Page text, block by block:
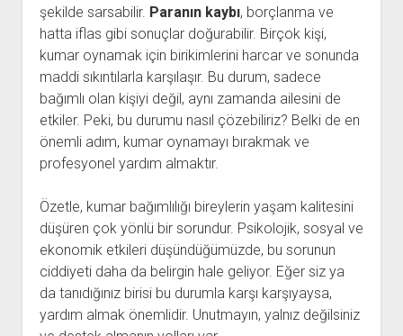
şekilde sarsabilir. Paranın kaybı, borçlanma ve
hatta iflas gibi sonuçlar doğurabilir. Birçok kişi,
kumar oynamak için birikimlerini harcar ve sonunda
maddi sıkıntılarla karşılaşır. Bu durum, sadece
bağımlı olan kişiyi değil, aynı zamanda ailesini de
etkiler. Peki, bu durumu nasıl çözebiliriz? Belki de en
önemli adım, kumar oynamayı bırakmak ve
profesyonel yardım almaktır.
Özetle, kumar bağımlılığı bireylerin yaşam kalitesini
düşüren çok yönlü bir sorundur. Psikolojik, sosyal ve
ekonomik etkileri düşündüğümüzde, bu sorunun
ciddiyeti daha da belirgin hale geliyor. Eğer siz ya
da tanıdığınız birisi bu durumla karşı karşıyaysa,
yardım almak önemlidir. Unutmayın, yalnız değilsiniz